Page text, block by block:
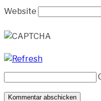
Website